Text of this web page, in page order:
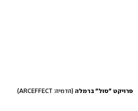
פרויקט "סול" ברמלה (הדמיה: ARCEFFECT)